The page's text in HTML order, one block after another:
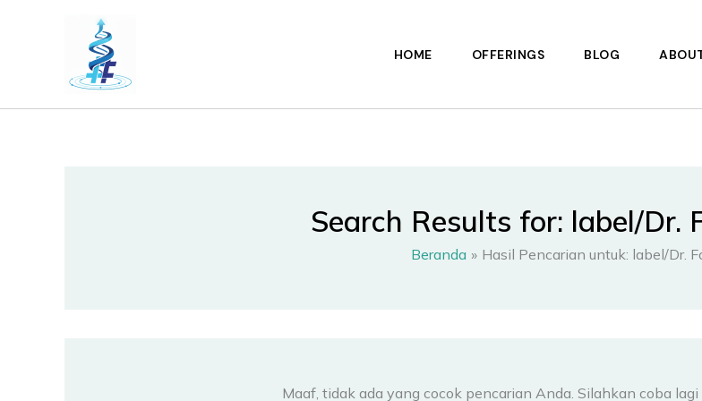
HOME OFFERINGS BLOG
Search Results for: label/Dr.
Beranda Hasil Pencarian untuk: label/Dr.
Maaf, tidak ada yang cocok pencarian Anda. Silahkan coba